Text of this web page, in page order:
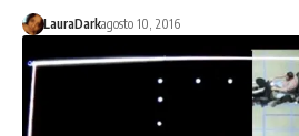
LauraDarkagosto 10, 2016